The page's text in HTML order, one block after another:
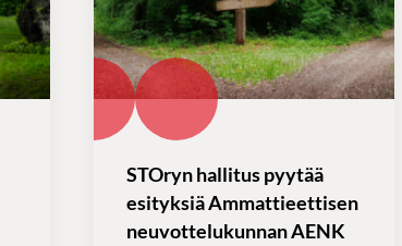
STOryn hallitus pyytää
esityksiä Ammattieettisen
neuvottelukunnan AENK